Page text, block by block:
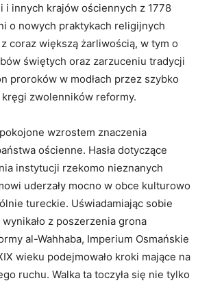
i innych krajów ościennych z 1778
o nowych praktykach religijnych
coraz większą żarliwością, w tym o
świętych oraz zarzuceniu tradycji
proroków w modłach przez szybko
zwolenników reformy.
wzrostem znaczenia
ościenne. Hasła dotyczące
instytucji rzekomo nieznanych
uderzały mocno w obce kulturowo
tureckie. Uświadamiając sobie
z poszerzenia grona
al-Wahhaba, Imperium Osmańskie
wieku podejmowało kroki mające na
ruchu. Walka ta toczyła się nie tylko